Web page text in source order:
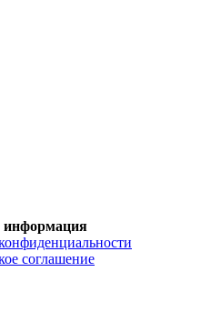
соглашение